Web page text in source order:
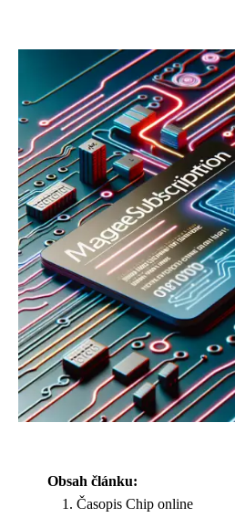
Obsah článku:
Časopis Chip online